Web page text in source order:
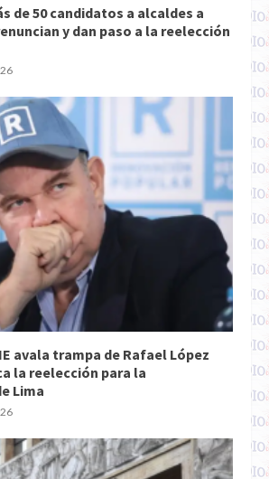
de 50 candidatos a alcaldes a
y dan paso a la reelección
avala trampa de Rafael López
la reelección para la
Lima